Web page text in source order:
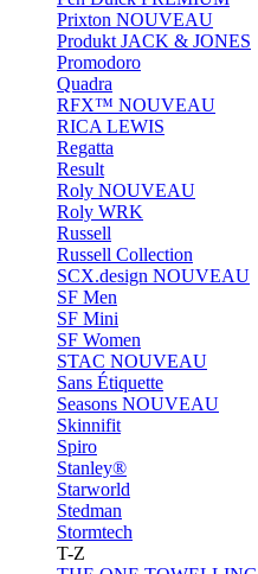
Prixton NOUVEAU
Produkt JACK & JONES
Promodoro
Quadra
RFX™ NOUVEAU
RICA LEWIS
Regatta
Result
Roly NOUVEAU
Roly WRK
Russell
Russell Collection
SCX.design NOUVEAU
SF Men
SF Mini
SF Women
STAC NOUVEAU
Sans Étiquette
Seasons NOUVEAU
Skinnifit
Spiro
Stanley®
Starworld
Stedman
Stormtech
T-Z